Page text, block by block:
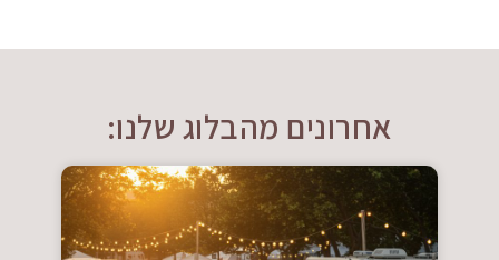
אחרונים מהבלוג שלנו: